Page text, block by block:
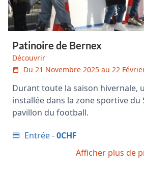
Patinoire de Bernex
Découvrir
Du 21 Novembre 2025 au 22
Durant toute la saison hivernale,
installée dans la zone sportive du
pavillon du football.
Entrée -0CHF
Afficher plus de